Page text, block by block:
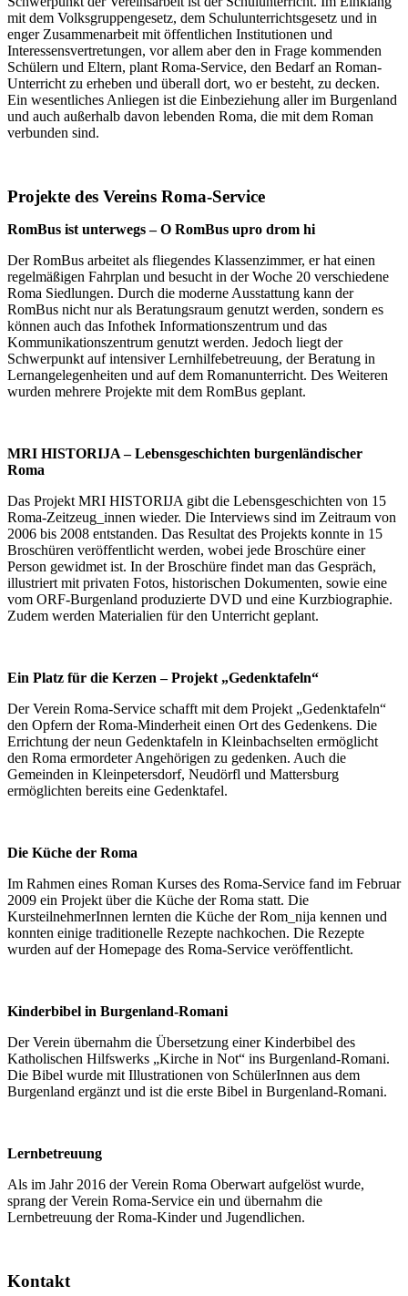
mit dem Volksgruppengesetz, dem Schulunterrichtsgesetz und in
enger Zusammenarbeit mit öffentlichen Institutionen und
Interessensvertretungen, vor allem aber den in Frage kommenden
Schülern und Eltern, plant Roma-Service, den Bedarf an Roman-
Unterricht zu erheben und überall dort, wo er besteht, zu decken.
Ein wesentliches Anliegen ist die Einbeziehung aller im Burgenland
und auch außerhalb davon lebenden Roma, die mit dem Roman
verbunden sind.
Projekte des Vereins Roma-Service
RomBus ist unterwegs – O RomBus upro drom hi
Der RomBus arbeitet als fliegendes Klassenzimmer, er hat einen
regelmäßigen Fahrplan und besucht in der Woche 20 verschiedene
Roma Siedlungen. Durch die moderne Ausstattung kann der
RomBus nicht nur als Beratungsraum genutzt werden, sondern es
können auch das Infothek Informationszentrum und das
Kommunikationszentrum genutzt werden. Jedoch liegt der
Schwerpunkt auf intensiver Lernhilfebetreuung, der Beratung in
Lernangelegenheiten und auf dem Romanunterricht. Des Weiteren
wurden mehrere Projekte mit dem RomBus geplant.
MRI HISTORIJA – Lebensgeschichten burgenländischer
Roma
Das Projekt MRI HISTORIJA gibt die Lebensgeschichten von 15
Roma-Zeitzeug_innen wieder. Die Interviews sind im Zeitraum von
2006 bis 2008 entstanden. Das Resultat des Projekts konnte in 15
Broschüren veröffentlicht werden, wobei jede Broschüre einer
Person gewidmet ist. In der Broschüre findet man das Gespräch,
illustriert mit privaten Fotos, historischen Dokumenten, sowie eine
vom ORF-Burgenland produzierte DVD und eine Kurzbiographie.
Zudem werden Materialien für den Unterricht geplant.
Ein Platz für die Kerzen – Projekt „Gedenktafeln“
Der Verein Roma-Service schafft mit dem Projekt „Gedenktafeln“
den Opfern der Roma-Minderheit einen Ort des Gedenkens. Die
Errichtung der neun Gedenktafeln in Kleinbachselten ermöglicht
den Roma ermordeter Angehörigen zu gedenken. Auch die
Gemeinden in Kleinpetersdorf, Neudörfl und Mattersburg
ermöglichten bereits eine Gedenktafel.
Die Küche der Roma
Im Rahmen eines Roman Kurses des Roma-Service fand im Februar
2009 ein Projekt über die Küche der Roma statt. Die
KursteilnehmerInnen lernten die Küche der Rom_nija kennen und
konnten einige traditionelle Rezepte nachkochen. Die Rezepte
wurden auf der Homepage des Roma-Service veröffentlicht.
Kinderbibel in Burgenland-Romani
Der Verein übernahm die Übersetzung einer Kinderbibel des
Katholischen Hilfswerks „Kirche in Not“ ins Burgenland-Romani.
Die Bibel wurde mit Illustrationen von SchülerInnen aus dem
Burgenland ergänzt und ist die erste Bibel in Burgenland-Romani.
Lernbetreuung
Als im Jahr 2016 der Verein Roma Oberwart aufgelöst wurde,
sprang der Verein Roma-Service ein und übernahm die
Lernbetreuung der Roma-Kinder und Jugendlichen.
Kontakt